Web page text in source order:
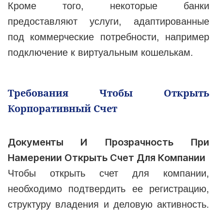
Кроме того, некоторые банки
предоставляют услуги, адаптированные
под коммерческие потребности, например
подключение к виртуальным кошелькам.
Требования Чтобы Открыть
Корпоративный Счет
Документы И Прозрачность При
Намерении Открыть Счет Для Компании
Чтобы открыть счет для компании,
необходимо подтвердить ее регистрацию,
структуру владения и деловую активность.